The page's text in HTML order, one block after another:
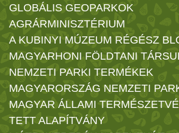
GLOBÁLIS GEOPARKOK
AGRÁRMINISZTÉRIUM
A KUBINYI MÚZEUM RÉGÉSZ
MAGYARHONI FÖLDTANI
NEMZETI PARKI TERMÉKEK
MAGYARORSZÁG NEMZETI
MAGYAR ÁLLAMI
TETT ALAPÍTVÁNY